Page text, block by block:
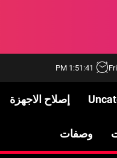
1:51:41 PM
إصلاح الاجهزة
وصفات
خدمات شركة الجوهرة كلين المتميزة